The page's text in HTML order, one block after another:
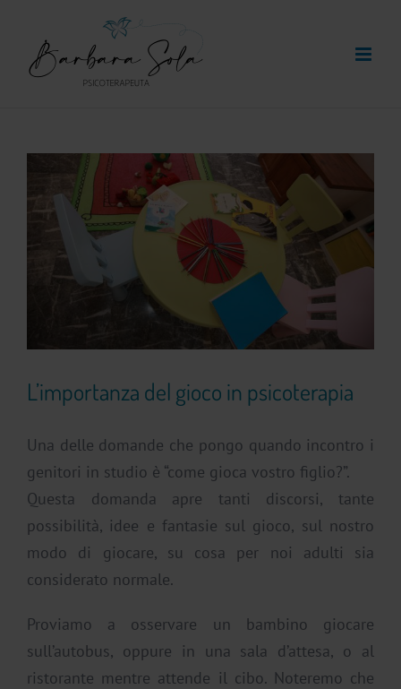
content
Larger
Image
L’importanza del gioco in psicoterapia
Una delle domande che pongo quando incontro i
genitori in studio è “come gioca vostro figlio?”.
Questa domanda apre tanti discorsi, tante
possibilità, idee e fantasie sul gioco, sul nostro
modo di giocare, su cosa per noi adulti sia
considerato normale.
Proviamo a osservare un bambino giocare
sull’autobus, oppure in una sala d’attesa, o al
ristorante mentre attende il cibo. Noteremo che